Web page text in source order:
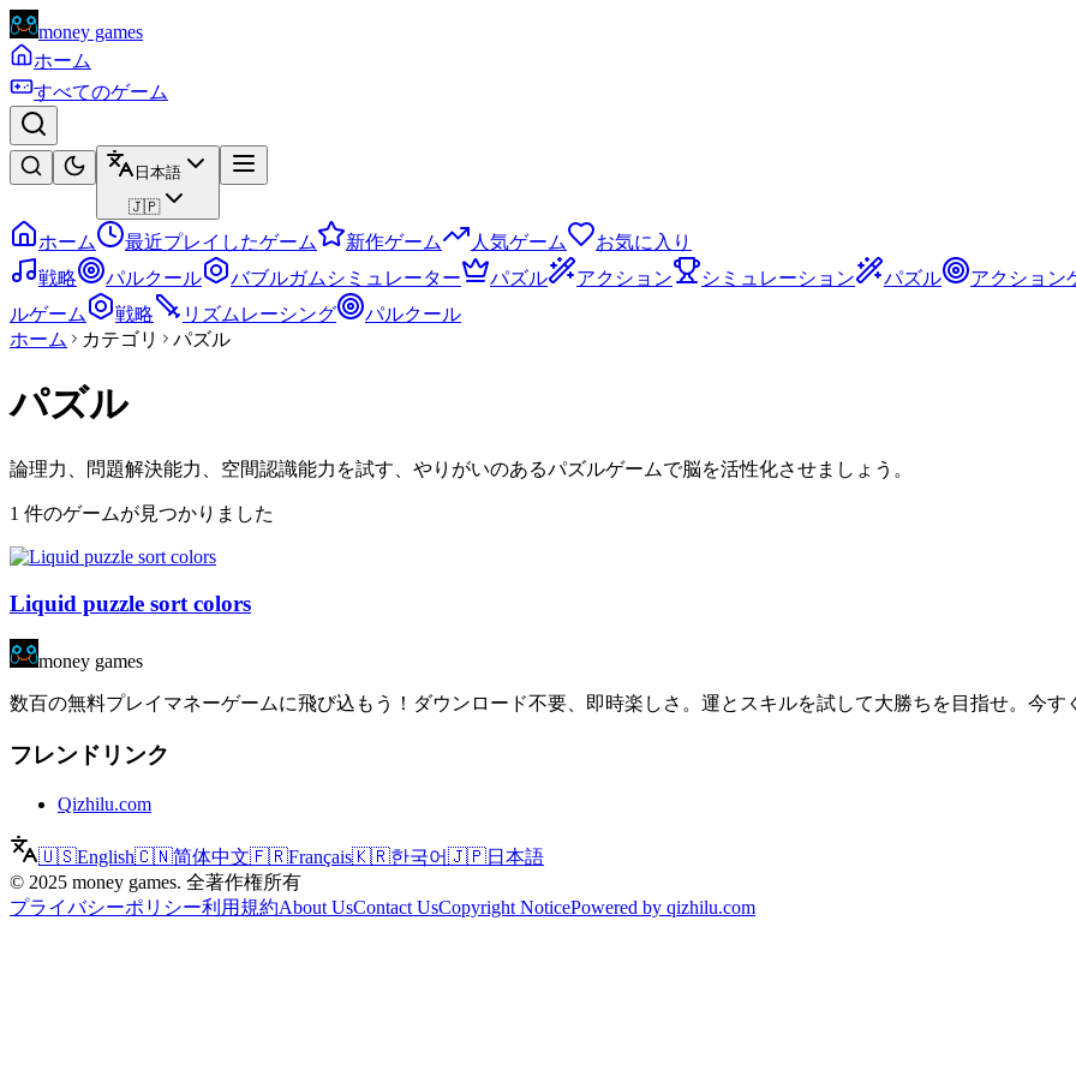
money games
ホーム
すべてのゲーム
日本語
🇯🇵
ホーム 最近プレイしたゲーム 新作ゲーム 人気ゲーム
お気に入り
戦略
パルクール バブルガムシミュレーター パズル アクション シミュレーション パズル アクション
ルゲーム
戦略 リズムレーシング
パルクール
ホーム
カテゴリ パズル
パズル
論理力、問題解決能力、空間認識能力を試す、やりがいのあるパズルゲームで脳を活性化させましょう。
1 件のゲームが見つかりました
Liquid puzzle sort colors
money games
数百の無料プレイマネーゲームに飛び込もう！ダウンロード不要、即時楽しさ。運とスキルを試して大勝ちを目指せ。今すぐ
フレンドリンク
Qizhilu.com
🇺🇸English🇨🇳简体中文🇫🇷Français🇰🇷한국어🇯🇵日本語
© 2025 money games. 全著作権所有
プライバシーポリシー利用規約About UsContact UsCopyright NoticePowered by qizhilu.com